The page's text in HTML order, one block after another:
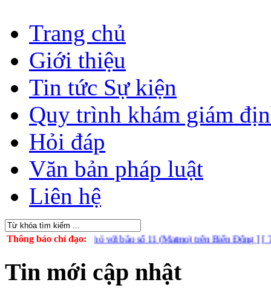
Trang chủ
Giới thiệu
Tin tức Sự kiện
Quy trình khám giám
Hỏi đáp
Văn bản pháp luật
Liên hệ
Thông báo chỉ đạo:
động ứng phó với bão số 11 (Matmo) trên Biển Đông ] [ Tuyên
Tin mới cập nhật